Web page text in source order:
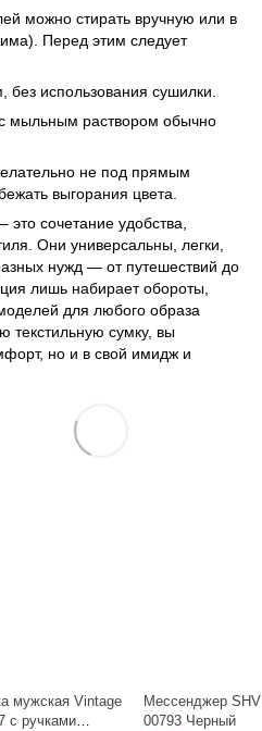
можно стирать вручную или в
Перед этим следует
использования сушилки.
с мыльным раствором обычно
не под прямым
выгорания цвета.
сочетание удобства,
Они универсальны, легки,
нужд — от путешествий до
лишь набирает обороты,
для любого образа
текстильную сумку, вы
но и в свой имидж и
мужская Vintage
с ручками
Мессенджер
00793 Черный